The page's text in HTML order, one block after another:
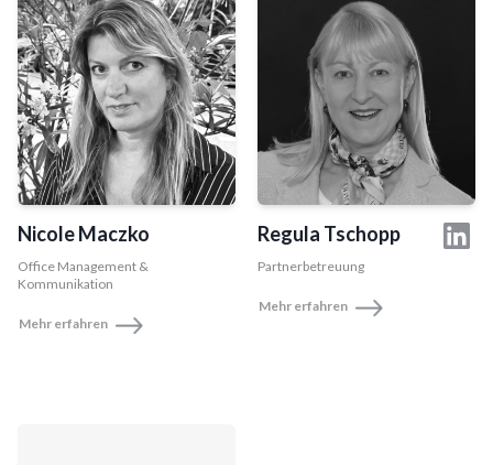
Nicole Maczko
Office Management &
Kommunikation
Mehr erfahren
Regula Tschopp
Partnerbetreuung
Mehr erfahren